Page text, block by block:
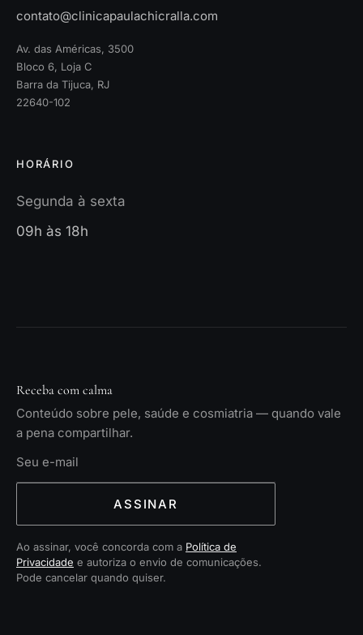
contato@clinicapaulachicralla.com
Av. das Américas, 3500
Bloco 6, Loja C
Barra da Tijuca, RJ
22640-102
HORÁRIO
Segunda à sexta
09h às 18h
Receba com calma
Conteúdo sobre pele, saúde e cosmiatria — quando vale
a pena compartilhar.
ASSINAR
Ao assinar, você concorda com a Política de
Privacidade e autoriza o envio de comunicações.
Pode cancelar quando quiser.